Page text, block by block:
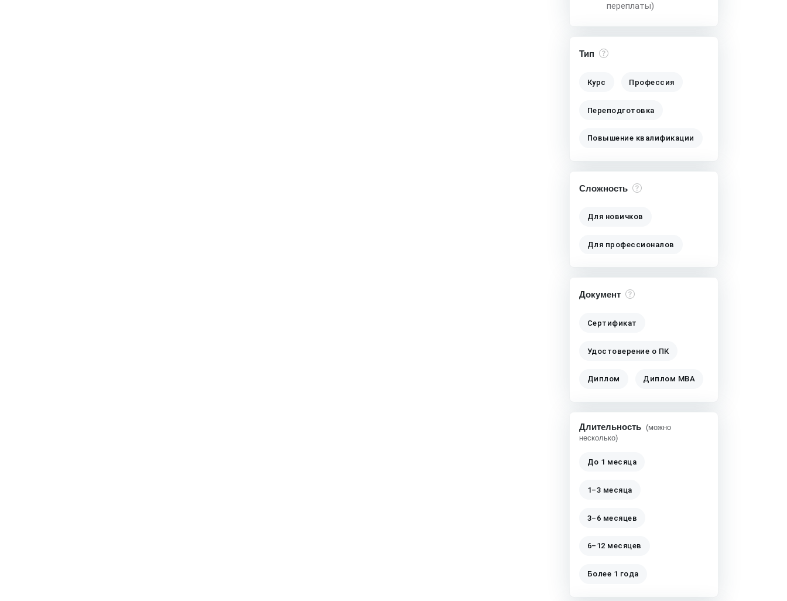
переплаты)
Тип
Курс Профессия
Переподготовка
Повышение квалификации
Сложность
Для новичков
Для профессионалов
Документ
Сертификат
Удостоверение о ПК
Диплом Диплом MBA
Длительность (можно
несколько)
До 1 месяца
1–3 месяца
3–6 месяцев
6–12 месяцев
Более 1 года